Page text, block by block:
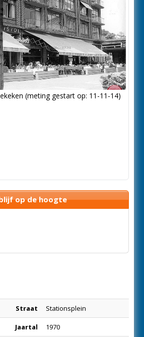
(meting gestart op: 11-11-14)
op de hoogte
Straat Stationsplein
Jaartal 1970